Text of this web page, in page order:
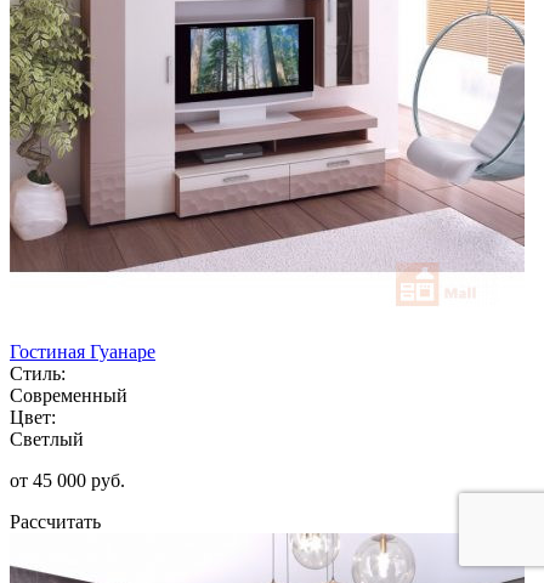
Гостиная Гуанаре
Стиль:
Современный
Цвет:
Светлый
от 45 000 руб.
Рассчитать